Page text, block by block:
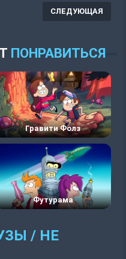
СЛЕДУЮЩАЯ
ПОНРАВИТЬСЯ
Гравити Фолз
Футурама
/ НЕ